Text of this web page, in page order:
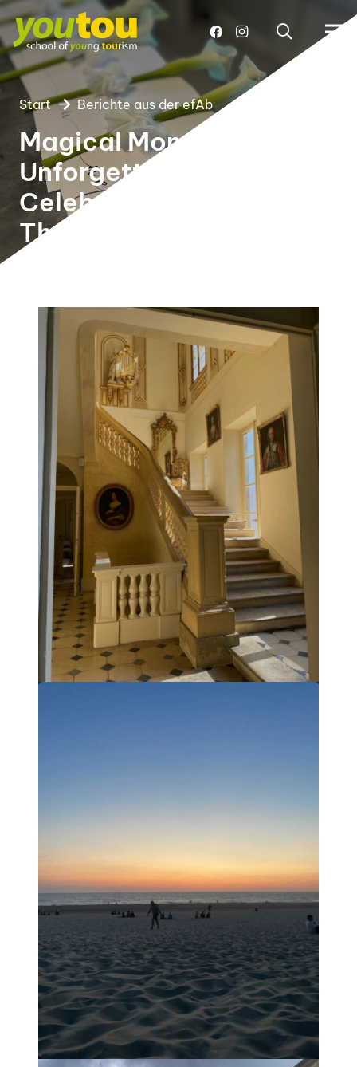
Start Berichte aus der efAb
Magical Moments and
Unforgettable
Celebrations -Sarah
Thomas Events